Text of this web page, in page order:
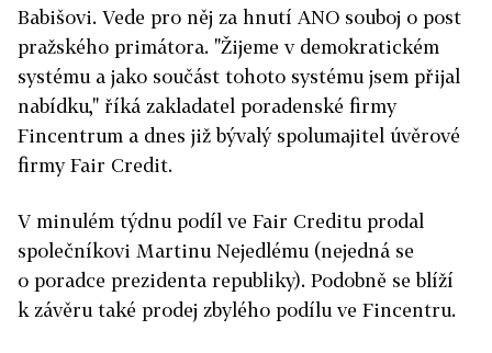
Babišovi. Vede pro něj za hnutí ANO souboj o post
pražského primátora. "Žijeme v demokratickém
systému a jako součást tohoto systému jsem přijal
nabídku," říká zakladatel poradenské firmy
Fincentrum a dnes již bývalý spolumajitel úvěrové
firmy Fair Credit.
V minulém týdnu podíl ve Fair Creditu prodal
společníkovi Martinu Nejedlému (nejedná se
o poradce prezidenta republiky). Podobně se blíží
k závěru také prodej zbylého podílu ve Fincentru.